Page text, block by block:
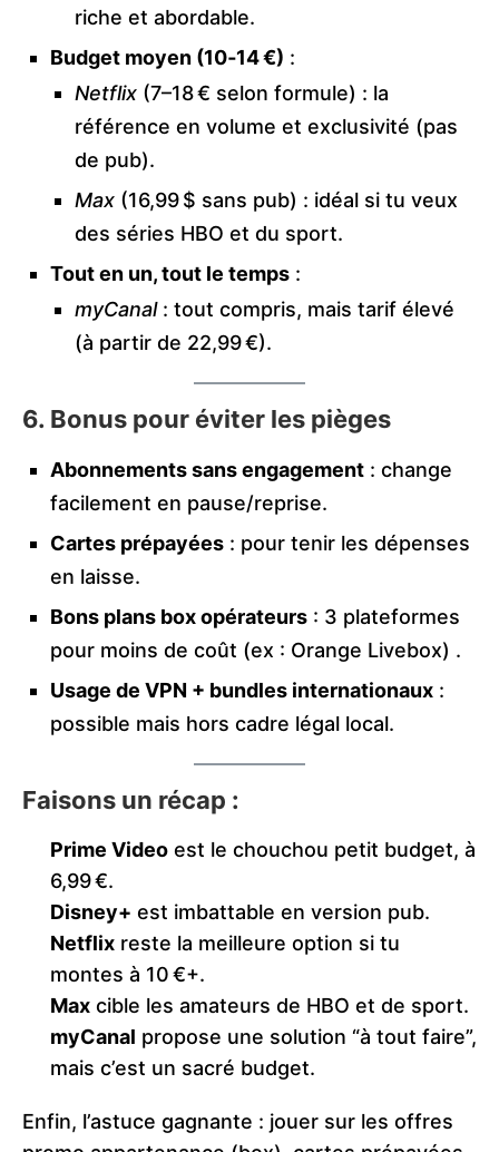
riche et abordable.
Budget moyen (10‑14 €) :
Netflix (7–18 € selon formule) : la
référence en volume et exclusivité (pas
de pub).
Max (16,99 $ sans pub) : idéal si tu veux
des séries HBO et du sport.
Tout en un, tout le temps :
myCanal: tout compris, mais tarif élevé
(à partir de 22,99 €).
6. Bonus pour éviter les pièges
Abonnements sans engagement : change
facilement en pause/reprise.
Cartes prépayées : pour tenir les dépenses
en laisse.
Bons plans box opérateurs : 3 plateformes
pour moins de coût (ex : Orange Livebox) .
Usage de VPN + bundles internationaux :
possible mais hors cadre légal local.
Faisons un récap :
Prime Video est le chouchou petit budget, à
6,99 €.
Disney+ est imbattable en version pub.
Netflix reste la meilleure option si tu
montes à 10 €+.
Max cible les amateurs de HBO et de sport.
myCanal propose une solution “à tout faire”,
mais c’est un sacré budget.
Enfin, l’astuce gagnante : jouer sur les offres